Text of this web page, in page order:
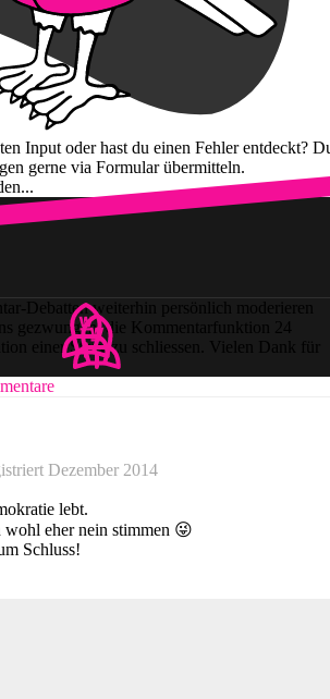
Input oder hast du einen Fehler entdeckt?
gerne via Formular übermitteln.
Debatten weiterhin persönlich moderieren
gezwungen, die Kommentarfunktion 24
einer Story zu schliessen. Vielen Dank für
Dezember 2014
lebt.
wohl eher nein stimmen 😜
Schluss!